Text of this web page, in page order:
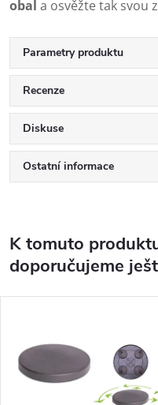
obal a osvěžte tak svou
Parametry produktu
Recenze
Diskuse
Ostatní informace
K tomuto
doporučujeme